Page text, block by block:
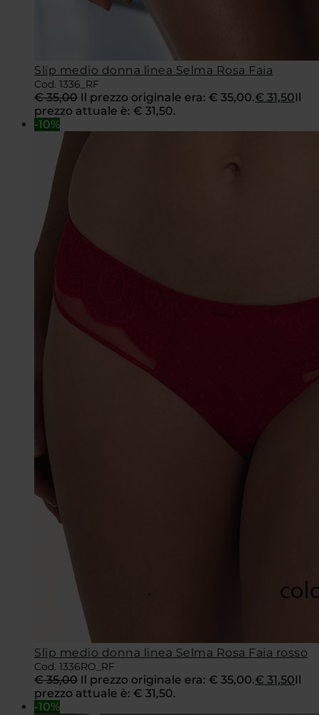
Slip medio donna linea Selma Rosa Faia
Cod. 1336_RF
€35,00 Il prezzo originale era: € 35,00.€ 31,50Il
prezzo attuale è: € 31,50.
-10%
Slip medio donna linea Selma Rosa Faia rosso
Cod. 1336RO_RF
€35,00 Il prezzo originale era: € 35,00.€ 31,50Il
prezzo attuale è: € 31,50.
-10%